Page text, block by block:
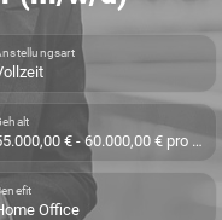
55.000,00 € - 60.000,00 € pro Jahr
Office